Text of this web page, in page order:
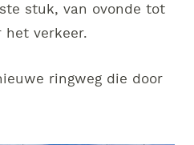
stuk, van ovonde tot
het verkeer.
ringweg die door